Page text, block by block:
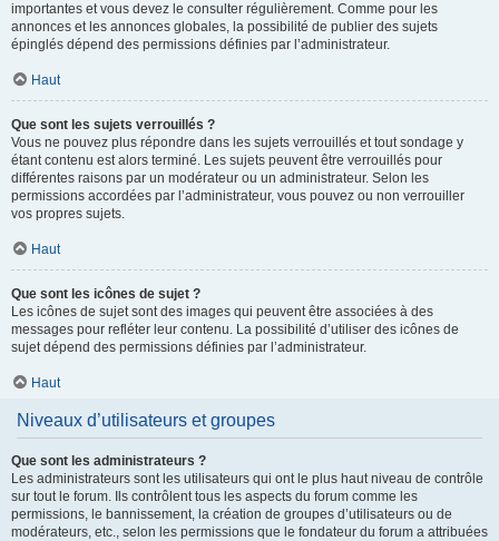
importantes et vous devez le consulter régulièrement. Comme pour les
annonces et les annonces globales, la possibilité de publier des sujets
épinglés dépend des permissions définies par l’administrateur.
Haut
Que sont les sujets verrouillés ?
Vous ne pouvez plus répondre dans les sujets verrouillés et tout sondage y
étant contenu est alors terminé. Les sujets peuvent être verrouillés pour
différentes raisons par un modérateur ou un administrateur. Selon les
permissions accordées par l’administrateur, vous pouvez ou non verrouiller
vos propres sujets.
Haut
Que sont les icônes de sujet ?
Les icônes de sujet sont des images qui peuvent être associées à des
messages pour refléter leur contenu. La possibilité d’utiliser des icônes de
sujet dépend des permissions définies par l’administrateur.
Haut
Niveaux d’utilisateurs et groupes
Que sont les administrateurs ?
Les administrateurs sont les utilisateurs qui ont le plus haut niveau de contrôle
sur tout le forum. Ils contrôlent tous les aspects du forum comme les
permissions, le bannissement, la création de groupes d’utilisateurs ou de
modérateurs, etc., selon les permissions que le fondateur du forum a attribuées